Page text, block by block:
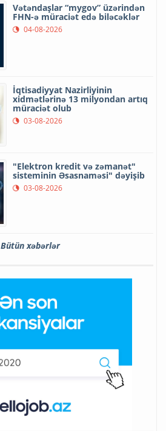
Vətəndaşlar “mygov” üzərindən
FHN-ə müraciət edə biləcəklər
04-08-2026
İqtisadiyyat Nazirliyinin
xidmətlərinə 13 milyondan artıq
müraciət olub
03-08-2026
"Elektron kredit və zəmanət"
sisteminin Əsasnaməsi" dəyişib
03-08-2026
Bütün xəbərlər